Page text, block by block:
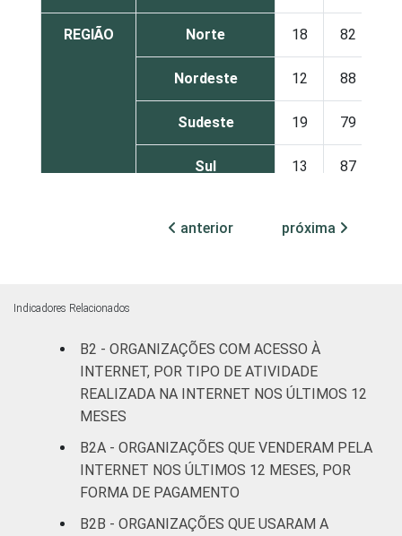
REGIÃO Norte 18 82
Nordeste 12 88
Sudeste 19 79
Sul 13 87
Cultura e
recreação
15
Desenvolvimento
e defesa de
direitos
anterior próxima
Indicadores Relacionados
B2 - ORGANIZAÇÕES COM ACESSO À
INTERNET, POR TIPO DE ATIVIDADE
REALIZADA NA INTERNET NOS ÚLTIMOS 12
MESES
B2A - ORGANIZAÇÕES QUE VENDERAM PELA
INTERNET NOS ÚLTIMOS 12 MESES, POR
FORMA DE PAGAMENTO
B2B - ORGANIZAÇÕES QUE USARAM A